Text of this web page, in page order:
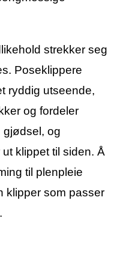
strekker seg
Poseklippere
ryddig utseende,
og fordeler
gjødsel, og
klippet til siden. Å
til plenpleie
klipper som passer